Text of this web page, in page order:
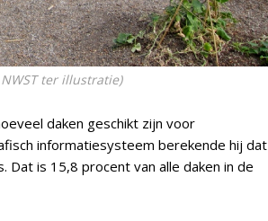
ter illustratie)
daken geschikt zijn voor
informatiesysteem berekende hij dat
is 15,8 procent van alle daken in de